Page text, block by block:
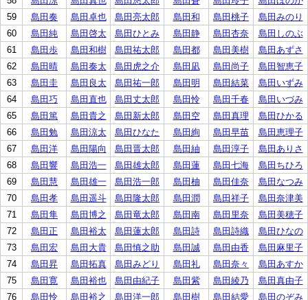
59
島田奏 島田卓也 島田亮太郎 島田和 島田桃子
島田みのり
60
島田純 島田啓太 島田ひとみ 島田静 島田杏奈
島田しのぶ
61
島田歩 島田和樹 島田祐太郎 島田都 島田美樹
島田あずさ
62
島田晴 島田奏太 島田虎之介 島田凪 島田尚子
島田智恵子
63
島田圭 島田良太 島田祐一郎 島田明 島田結菜
島田いずみ
64
島田巧 島田直也 島田丈太郎 島田怜 島田千春
島田いづみ
65
島田篤 島田貴之 島田新太郎 島田空 島田真理
島田ひかる
66
島田勉 島田涼太 島田ひなた 島田絢 島田早苗
島田恵理子
67
島田洋 島田陽向 島田晋太郎 島田紬 島田淳子
島田ありさ
68
島田響 島田浩一 島田雄太郎 島田蓮 島田七海
島田ちひろ
69
島田慧 島田雄一 島田浩一郎 島田柚 島田佳奈
島田なつみ
70
島田孝 島田遥斗 島田隆太郎 島田潤 島田祥子
島田奈津美
71
島田隼 島田博之 島田竜太郎 島田南 島田里奈
島田美穂子
72
島田正 島田裕太 島田蓮太郎 島田詩 島田詩織
島田ひなの
73
島田宏 島田大貴 島田慎之助 島田誠 島田由香
島田麻里子
74
島田昇 島田拓真 島田みどり 島田礼 島田奈々
島田あすか
75
島田寛 島田裕也 島田由紀子 島田紫 島田綾乃
島田真由子
76
島田怜 島田裕之 島田洋一郎 島田樹 島田結愛 島田のぞみ